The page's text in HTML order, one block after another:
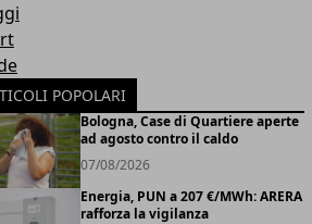
POPOLARI
Bologna, Case di Quartiere aperte
ad agosto contro il caldo
07/08/2026
Energia, PUN a 207 €/MWh: ARERA
rafforza la vigilanza